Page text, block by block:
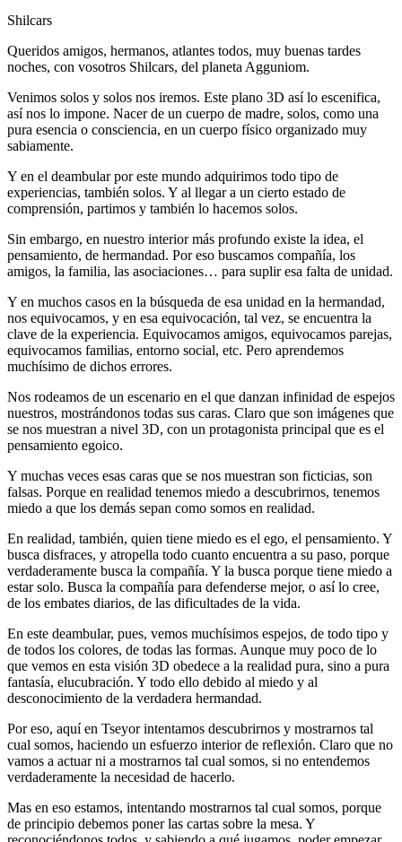
Shilcars
Queridos amigos, hermanos, atlantes todos, muy buenas tardes
noches, con vosotros Shilcars, del planeta Agguniom.
Venimos solos y solos nos iremos. Este plano 3D así lo escenifica,
así nos lo impone. Nacer de un cuerpo de madre, solos, como una
pura esencia o consciencia, en un cuerpo físico organizado muy
sabiamente.
Y en el deambular por este mundo adquirimos todo tipo de
experiencias, también solos. Y al llegar a un cierto estado de
comprensión, partimos y también lo hacemos solos.
Sin embargo, en nuestro interior más profundo existe la idea, el
pensamiento, de hermandad. Por eso buscamos compañía, los
amigos, la familia, las asociaciones… para suplir esa falta de unidad.
Y en muchos casos en la búsqueda de esa unidad en la hermandad,
nos equivocamos, y en esa equivocación, tal vez, se encuentra la
clave de la experiencia. Equivocamos amigos, equivocamos parejas,
equivocamos familias, entorno social, etc. Pero aprendemos
muchísimo de dichos errores.
Nos rodeamos de un escenario en el que danzan infinidad de espejos
nuestros, mostrándonos todas sus caras. Claro que son imágenes que
se nos muestran a nivel 3D, con un protagonista principal que es el
pensamiento egoico.
Y muchas veces esas caras que se nos muestran son ficticias, son
falsas. Porque en realidad tenemos miedo a descubrirnos, tenemos
miedo a que los demás sepan como somos en realidad.
En realidad, también, quien tiene miedo es el ego, el pensamiento. Y
busca disfraces, y atropella todo cuanto encuentra a su paso, porque
verdaderamente busca la compañía. Y la busca porque tiene miedo a
estar solo. Busca la compañía para defenderse mejor, o así lo cree,
de los embates diarios, de las dificultades de la vida.
En este deambular, pues, vemos muchísimos espejos, de todo tipo y
de todos los colores, de todas las formas. Aunque muy poco de lo
que vemos en esta visión 3D obedece a la realidad pura, sino a pura
fantasía, elucubración. Y todo ello debido al miedo y al
desconocimiento de la verdadera hermandad.
Por eso, aquí en Tseyor intentamos descubrirnos y mostrarnos tal
cual somos, haciendo un esfuerzo interior de reflexión. Claro que no
vamos a actuar ni a mostrarnos tal cual somos, si no entendemos
verdaderamente la necesidad de hacerlo.
Mas en eso estamos, intentando mostrarnos tal cual somos, porque
de principio debemos poner las cartas sobre la mesa. Y